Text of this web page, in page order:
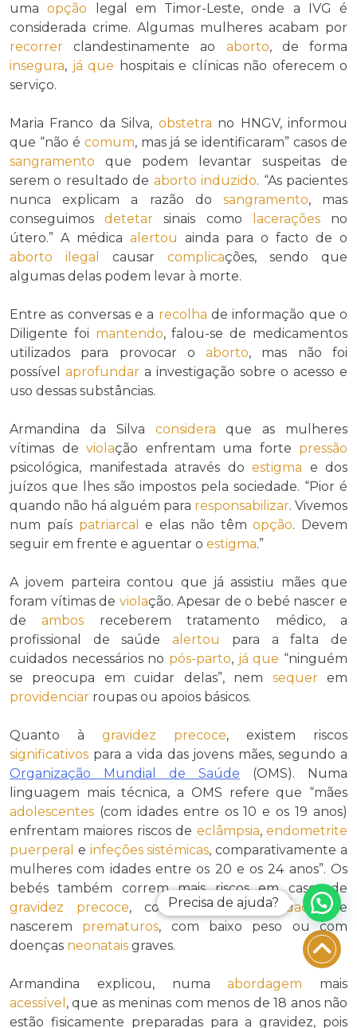
umaopção legal em Timor-Leste, onde a IVG é
considerada crime. Algumas mulheres acabam por
recorrer clandestinamente ao aborto, de forma
insegura, já que hospitais e clínicas não oferecem o
serviço.
Maria Franco da Silva, obstetra no HNGV, informou
que “não é comum, mas já se identificaram” casos de
sangramento que podem levantar suspeitas de
serem o resultado de aborto induzido. “As pacientes
nunca explicam a razão do sangramento, mas
conseguimosdetetar sinais como laceraçõesno
útero.” A médica alertou ainda para o facto de o
aborto
ilegal causar complicações, sendo que
algumas delas podem levar à morte.
Entre as conversas e a recolha de informação que o
Diligente foi mantendo, falou-se de medicamentos
utilizados para provocar oaborto, mas não foi
possível aprofundar a investigação sobre o acesso e
uso dessas substâncias.
Armandina da Silva considera que as mulheres
vítimas de violação enfrentam uma forte pressão
psicológica, manifestada através do estigma e dos
juízos que lhes são impostos pela sociedade. “Pior é
quando não há alguém para responsabilizar. Vivemos
num país patriarcal e elas não têmopção. Devem
seguir em frente e aguentar o estigma.”
A jovem parteira contou que já assistiu mães que
foram vítimas de violação. Apesar de o bebé nascer e
deambos receberem tratamento médico, a
profissional de saúdealertou
para a falta de
cuidados necessários no pós-parto, já que “ninguém
se preocupa em cuidar delas”, nem sequerem
providenciar roupas ou apoios básicos.
Quanto à gravidez precoce, existem riscos
significativos para a vida das jovens mães, segundo a
Organização Mundial de Saúde (OMS). Numa
linguagem mais técnica, a OMS refere que “mães
adolescentes (com idades entre os 10 e os 19 anos)
enfrentam maiores riscos de eclâmpsia,endometrite
puerperal e infeções sistémicas, comparativamente a
mulheres com idades entre os 20 e os 24 anos”. Os
bebés também correm mais riscos em casos de
gravidez precoce, com forteprobabilidadede
nascerem prematuros, com baixo peso ou com
doenças neonatais graves.
Armandina explicou, numaabordagem mais
acessível , que as meninas com menos de 18 anos não
estão fisicamente preparadas para a gravidez, pois
Precisa de ajuda?